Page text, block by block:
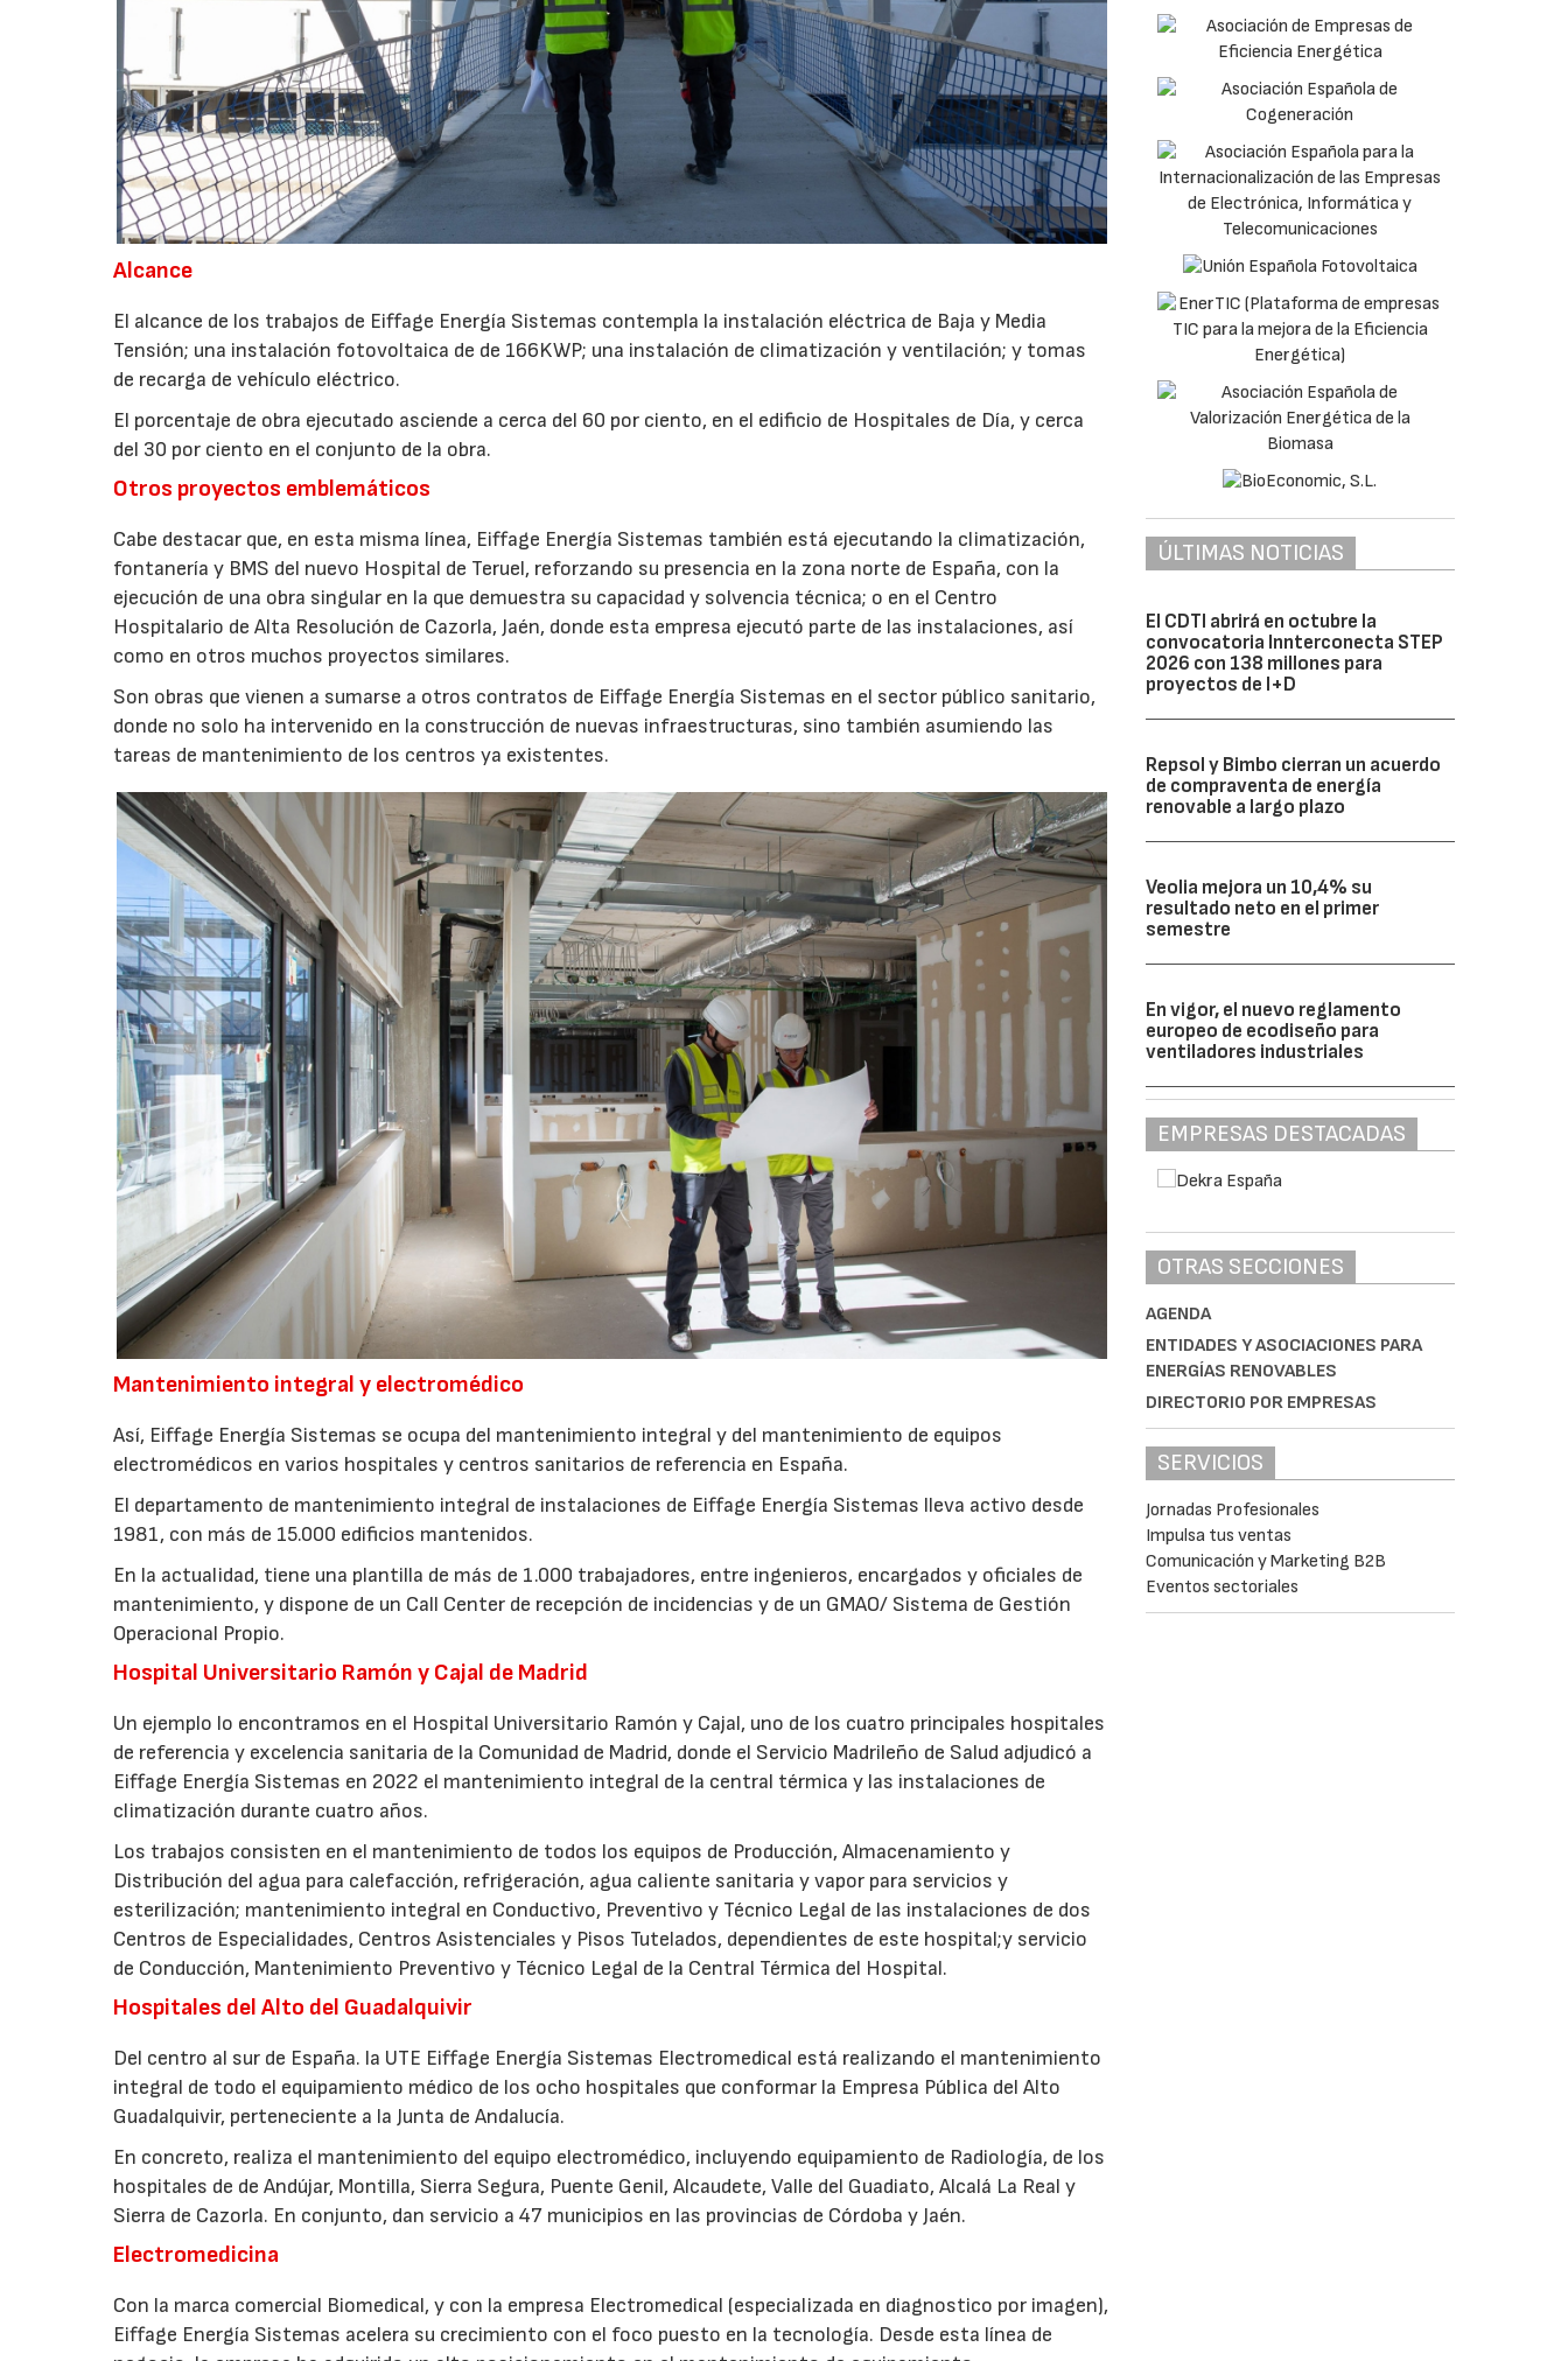
Alcance
El alcance de los trabajos de Eiffage Energía Sistemas contempla la instalación eléctrica de Baja y Media
Tensión; una instalación fotovoltaica de de 166KWP; una instalación de climatización y ventilación; y tomas
de recarga de vehículo eléctrico.
El porcentaje de obra ejecutado asciende a cerca del 60 por ciento, en el edificio de Hospitales de Día, y cerca
del 30 por ciento en el conjunto de la obra.
Otros proyectos emblemáticos
Cabe destacar que, en esta misma línea, Eiffage Energía Sistemas también está ejecutando la climatización,
fontanería y BMS del nuevo Hospital de Teruel, reforzando su presencia en la zona norte de España, con la
ejecución de una obra singular en la que demuestra su capacidad y solvencia técnica; o en el Centro
Hospitalario de Alta Resolución de Cazorla, Jaén, donde esta empresa ejecutó parte de las instalaciones, así
como en otros muchos proyectos similares.
Son obras que vienen a sumarse a otros contratos de Eiffage Energía Sistemas en el sector público sanitario,
donde no solo ha intervenido en la construcción de nuevas infraestructuras, sino también asumiendo las
tareas de mantenimiento de los centros ya existentes.
Mantenimiento integral y electromédico
Así, Eiffage Energía Sistemas se ocupa del mantenimiento integral y del mantenimiento de equipos
electromédicos en varios hospitales y centros sanitarios de referencia en España.
El departamento de mantenimiento integral de instalaciones de Eiffage Energía Sistemas lleva activo desde
1981, con más de 15.000 edificios mantenidos.
En la actualidad, tiene una plantilla de más de 1.000 trabajadores, entre ingenieros, encargados y oficiales de
mantenimiento, y dispone de un Call Center de recepción de incidencias y de un GMAO/ Sistema de Gestión
Operacional Propio.
Hospital Universitario Ramón y Cajal de Madrid
Un ejemplo lo encontramos en el Hospital Universitario Ramón y Cajal, uno de los cuatro principales hospitales
de referencia y excelencia sanitaria de la Comunidad de Madrid, donde el Servicio Madrileño de Salud adjudicó a
Eiffage Energía Sistemas en 2022 el mantenimiento integral de la central térmica y las instalaciones de
climatización durante cuatro años.
Los trabajos consisten en el mantenimiento de todos los equipos de Producción, Almacenamiento y
Distribución del agua para calefacción, refrigeración, agua caliente sanitaria y vapor para servicios y
esterilización; mantenimiento integral en Conductivo, Preventivo y Técnico Legal de las instalaciones de dos
Centros de Especialidades, Centros Asistenciales y Pisos Tutelados, dependientes de este hospital;y servicio
de Conducción, Mantenimiento Preventivo y Técnico Legal de la Central Térmica del Hospital.
Hospitales del Alto del Guadalquivir
Del centro al sur de España. la UTE Eiffage Energía Sistemas Electromedical está realizando el mantenimiento
integral de todo el equipamiento médico de los ocho hospitales que conformar la Empresa Pública del Alto
Guadalquivir, perteneciente a la Junta de Andalucía.
En concreto, realiza el mantenimiento del equipo electromédico, incluyendo equipamiento de Radiología, de los
hospitales de de Andújar, Montilla, Sierra Segura, Puente Genil, Alcaudete, Valle del Guadiato, Alcalá La Real y
Sierra de Cazorla. En conjunto, dan servicio a 47 municipios en las provincias de Córdoba y Jaén.
Electromedicina
Con la marca comercial Biomedical, y con la empresa Electromedical (especializada en diagnostico por imagen),
Eiffage Energía Sistemas acelera su crecimiento con el foco puesto en la tecnología. Desde esta línea de
ÚLTIMAS NOTICIAS
El CDTI abrirá en octubre la
convocatoria Innterconecta STEP
2026 con 138 millones para
proyectos de I+D
Repsol y Bimbo cierran un acuerdo
de compraventa de energía
renovable a largo plazo
Veolia mejora un 10,4% su
resultado neto en el primer
semestre
En vigor, el nuevo reglamento
europeo de ecodiseño para
ventiladores industriales
EMPRESAS DESTACADAS
OTRAS SECCIONES
AGENDA
ENTIDADES Y ASOCIACIONES PARA
ENERGÍAS RENOVABLES
DIRECTORIO POR EMPRESAS
SERVICIOS
Jornadas Profesionales
Impulsa tus ventas
Comunicación y Marketing B2B
Eventos sectoriales